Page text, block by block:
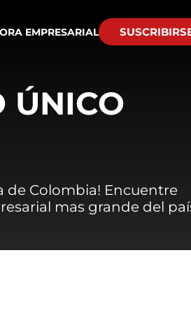
EMPRESARIAL
ÚNICO
de Colombia! Encuentre
mas grande del